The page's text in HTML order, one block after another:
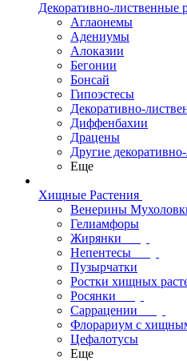
Декоративно-лиственные
Аглаонемы
Адениумы
Алоказии
Бегонии
Бонсай
Гипоэстесы
Декоративно-
Диффенбахии
Драцены
Другие
Еще
Хищные Растения
Венерины
Гелиамфоры
Жирянки
Непентесы
Пузырчатки
Ростки хищных
Росянки
Саррацении
Флорариум с
Цефалотусы
Еще